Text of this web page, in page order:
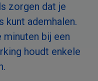
zorgen dat je
kunt ademhalen.
minuten bij een
houdt enkele